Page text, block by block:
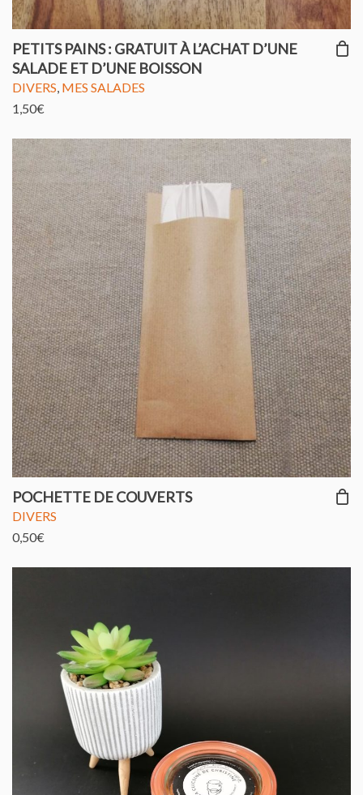
PETITS PAINS : GRATUIT À L’ACHAT D’UNE
SALADE ET D’UNE BOISSON
DIVERS, MES SALADES
1,50€
POCHETTE DE COUVERTS
DIVERS
0,50€